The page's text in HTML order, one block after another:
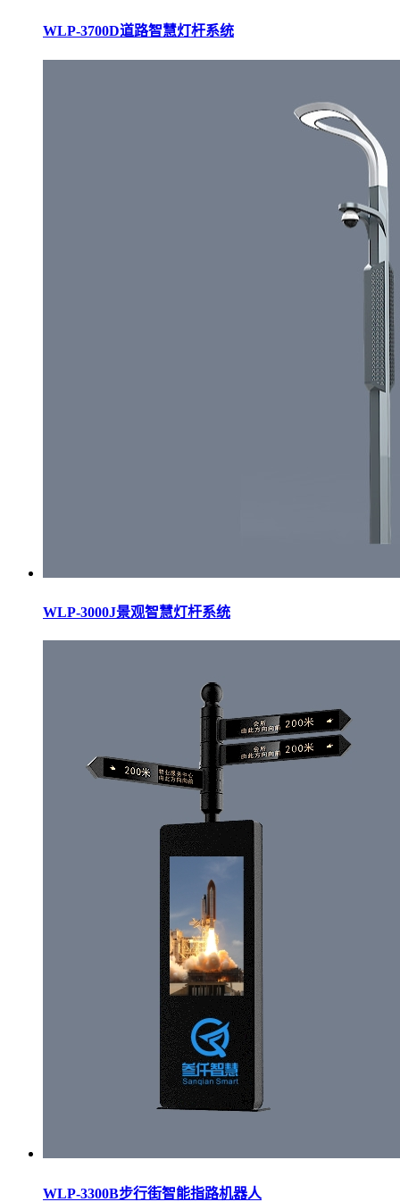
WLP-3700D道路智慧灯杆系统
WLP-3000J景观智慧灯杆系统
WLP-3300B步行街智能指路机器人